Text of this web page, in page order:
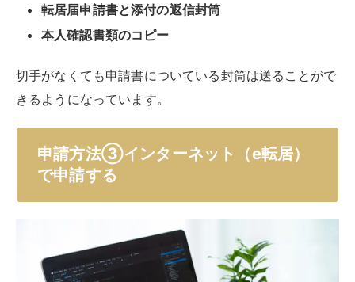
転居届申請書と添付の返信封筒
本人確認書類のコピー
切手がなくても申請書についている封筒は送ることがで
きるようになっています。
申請方法③インターネット（e転居）
で申請する